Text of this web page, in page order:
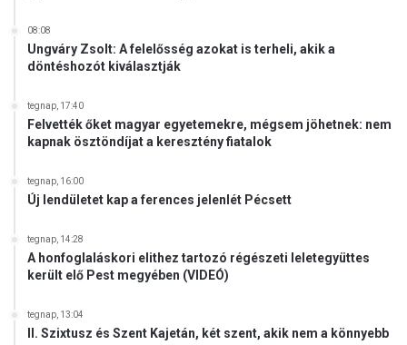
08:08
Ungváry Zsolt: A felelősség azokat is terheli, akik a
döntéshozót kiválasztják
tegnap, 17:40
Felvették őket magyar egyetemekre, mégsem jöhetnek: nem
kapnak ösztöndíjat a keresztény fiatalok
tegnap, 16:00
Új lendületet kap a ferences jelenlét Pécsett
tegnap, 14:28
A honfoglaláskori elithez tartozó régészeti leletegyüttes
került elő Pest megyében (VIDEÓ)
tegnap, 13:04
II. Szixtusz és Szent Kajetán, két szent, akik nem a könnyebb